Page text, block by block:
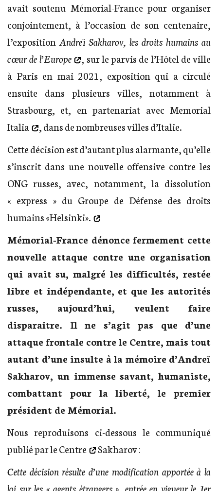
avait soutenu Mémorial-France pour organiser
conjointement, à l’occasion de son centenaire,
l’exposition Andreï Sakharov, les droits humains au
cœur de l’Europe
, sur le parvis de l’Hôtel de ville
à Paris en mai 2021, exposition qui a circulé
ensuite dans plusieurs villes, notamment à
Strasbourg, et, en partenariat avec Memorial
Italia
, dans de nombreuses villes d’Italie.
Cette décision est d’autant plus alarmante, qu’elle
s’inscrit dans une nouvelle offensive contre les
ONG russes, avec, notamment, la dissolution
« express » du Groupe de Défense des droits
humains «Helsinki».
Mémorial-France dénonce fermement cette
nouvelle attaque contre une organisation
qui avait su, malgré les difficultés, restée
libre et indépendante, et que les autorités
russes, aujourd’hui, veulent faire
disparaître. Il ne s’agit pas que d’une
attaque frontale contre le Centre, mais tout
autant d’une insulte à la mémoire d’Andreï
Sakharov, un immense savant, humaniste,
combattant pour la liberté, le premier
président de Mémorial.
Nous reproduisons ci-dessous le communiqué
publié par le Centre
Sakharov :
Cette décision résulte d’une modification apportée à la
loi sur les « agents étrangers », entrée en vigueur le 1er